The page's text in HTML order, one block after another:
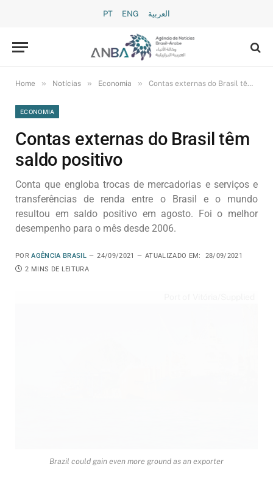
PT ENG العربية
Home » Notícias » Economia » Contas externas do Brasil têm saldo positivo
ECONOMIA
Contas externas do Brasil têm
saldo positivo
Conta que engloba trocas de mercadorias e serviços e
transferências de renda entre o Brasil e o mundo
resultou em saldo positivo em agosto. Foi o melhor
desempenho para o mês desde 2006.
POR AGÊNCIA BRASIL 24/09/2021 ATUALIZADO EM:
28/09/2021
2 MINS DE LEITURA
Brazil could gain even more ground as an exporter